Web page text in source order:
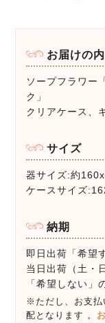
お届けの
ソープフラワー
ク」
クリアケース、
サイズ
器サイズ:約
ケースサイズ
納期
即日出荷「希望
当日出荷（土・
「希望しない」
※ただし、お支払
配となります 。